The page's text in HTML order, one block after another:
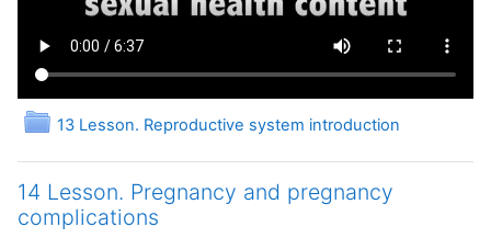
13 Lesson. Reproductive system introduction
Папка
14 Lesson. Pregnancy and pregnancy
complications